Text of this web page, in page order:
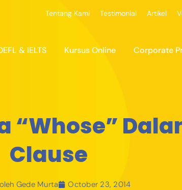
Tentang Kami Testimonial Artikel
& IELTS Kursus Online Corporate
“Whose”
Clause
Gede Murta October 23, 2014